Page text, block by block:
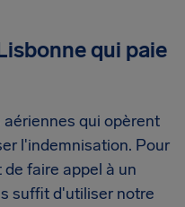
qui paie
qui opèrent
l'indemnisation. Pour
faire appel à un
suffit d'utiliser notre